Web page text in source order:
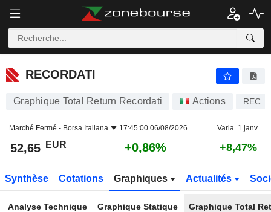
RECORDATI
RECORDATI
Graphique Total Return Recordati Actions REC
Marché Fermé - Borsa Italiana 17:45:00 06/08/2026 Varia. 1 janv.
52,65 EUR +0,86% +8,47%
Synthèse Cotations Graphiques Actualités
Analyse Technique Graphique Statique Graphique Total